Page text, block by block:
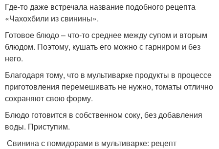
Где-то даже встречала название подобного рецепта
«Чахохбили из свинины».
Готовое блюдо – что-то среднее между супом и вторым
блюдом. Поэтому, кушать его можно с гарниром и без
него.
Благодаря тому, что в мультиварке продукты в процессе
приготовления перемешивать не нужно, томаты отлично
сохраняют свою форму.
Блюдо готовится в собственном соку, без добавления
воды. Приступим.
Свинина с помидорами в мультиварке: рецепт